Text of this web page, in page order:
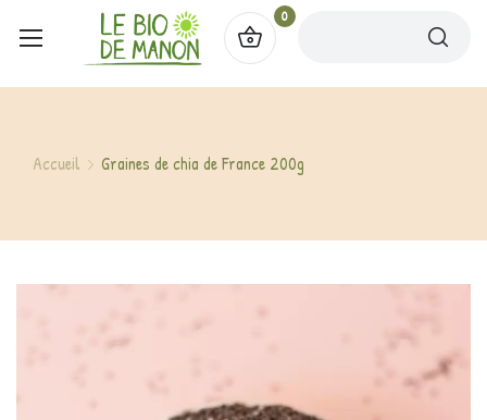
0
Accueil Graines de chia de France 200g